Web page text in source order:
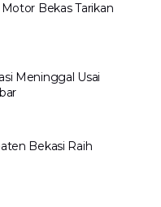
Bekas Tarikan
Meninggal Usai
Bekasi Raih